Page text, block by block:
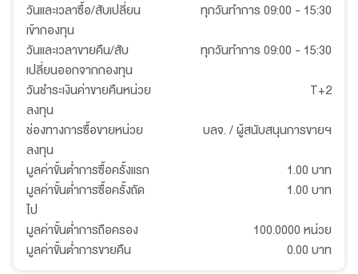
วันและเวลาซื้อ/สับเปลี่ยน
เข้ากองทุน
ทุกวันทำการ 09:00 - 15:30
วันและเวลาขายคืน/สับ
เปลี่ยนออกจากกองทุน
ทุกวันทำการ 09:00 - 15:30
วันชำระเงินค่าขายคืนหน่วย
ลงทุน
T+2
ช่องทางการซื้อขายหน่วย
ลงทุน
บลจ. / ผู้สนับสนุนการขายฯ
มูลค่าขั้นต่ำการซื้อครั้งแรก
1.00 บาท
มูลค่าขั้นต่ำการซื้อครั้งถัด
ไป
1.00 บาท
มูลค่าขั้นต่ำการถือครอง
100.0000 หน่วย
มูลค่าขั้นต่ำการขายคืน
0.00 บาท